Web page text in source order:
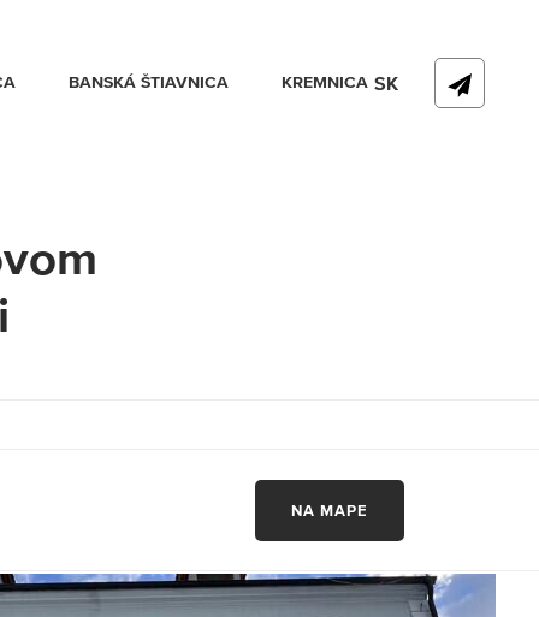
BANSKÁ ŠTIAVNICA KREMNICA SK
NA MAPE